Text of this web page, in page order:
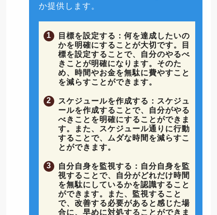
か提供します。
目標を設定する：何を達成したいの
かを明確にすることが大切です。目
標を設定することで、自分のやるべ
きことが明確になります。そのた
め、時間やお金を無駄に費やすこと
を減らすことができます。
スケジュールを作成する：スケジュ
ールを作成することで、自分がやる
べきことを明確にすることができま
す。また、スケジュール通りに行動
することで、ムダな時間を減らすこ
とができます。
自分自身を監視する：自分自身を監
視することで、自分がどれだけ時間
を無駄にしているかを認識すること
ができます。また、監視すること
で、改善する必要があると感じた場
合に、早めに対処することができま